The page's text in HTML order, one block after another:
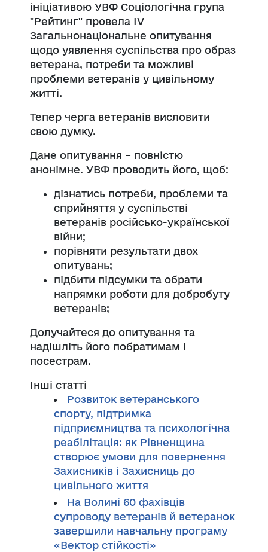
ініціативою УВФ Соціологічна група
"Рейтинг" провела ІV
Загальнонаціональне опитування
щодо уявлення суспільства про образ
ветерана, потреби та можливі
проблеми ветеранів у цивільному
житті.
Тепер черга ветеранів висловити
свою думку.
Дане опитування – повністю
анонімне. УВФ проводить його, щоб:
дізнатись потреби, проблеми та
сприйняття у суспільстві
ветеранів російсько-української
війни;
порівняти результати двох
опитувань;
підбити підсумки та обрати
напрямки роботи для добробуту
ветеранів;
Долучайтеся до опитування та
надішліть його побратимам і
посестрам.
Інші статті
Розвиток ветеранського
спорту, підтримка
підприємництва та психологічна
реабілітація: як Рівненщина
створює умови для повернення
Захисників і Захисниць до
цивільного життя
На Волині 60 фахівців
супроводу ветеранів й ветеранок
завершили навчальну програму
«Вектор стійкості»